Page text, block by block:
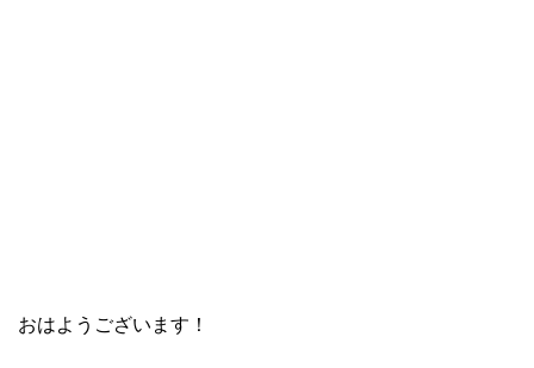
おはようございます！